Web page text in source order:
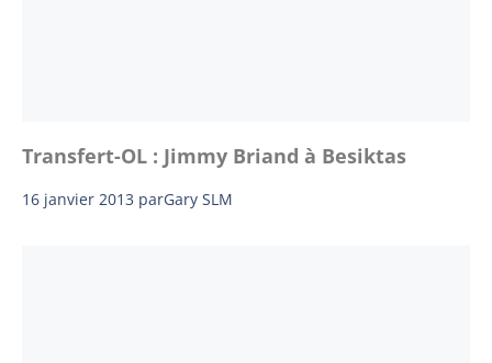
Transfert-OL : Jimmy Briand à Besiktas
16 janvier 2013 parGary SLM